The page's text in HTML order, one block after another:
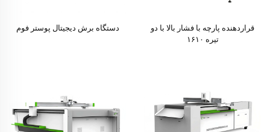
قراردهنده پارچه با فشار بالا با دو
تیره ۱۶۱۰
دستگاه برش دیجیتال پوستر فوم